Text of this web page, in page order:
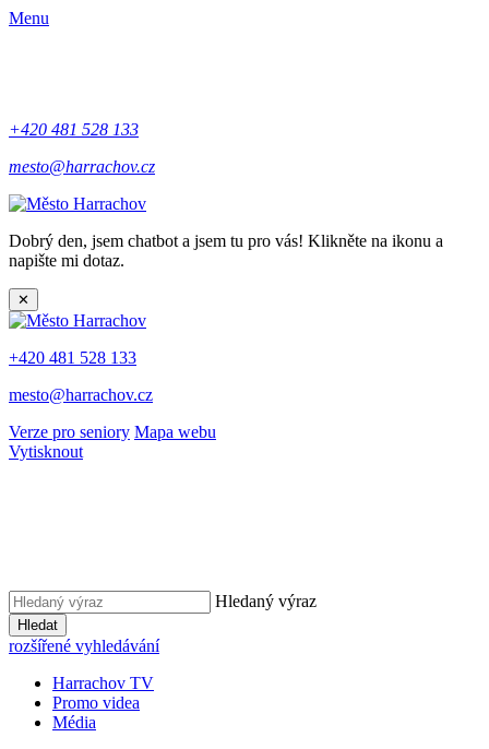
Menu
+420 481 528 133
mesto@harrachov.cz
Dobrý den, jsem chatbot a jsem tu pro vás! Klikněte na ikonu a
napište mi dotaz.
✕
+420 481 528 133
mesto@harrachov.cz
Verze pro seniory Mapa webu
Vytisknout
Hledaný výraz
Hledat
rozšířené vyhledávání
Harrachov TV
Promo videa
Média